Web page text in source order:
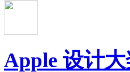
Apple 设计